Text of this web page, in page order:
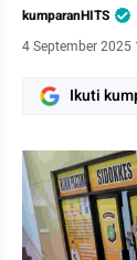
kumparanHITS
4 September 2025
Ikuti